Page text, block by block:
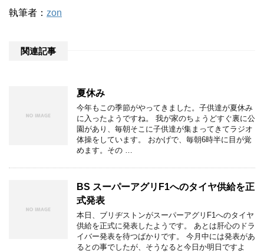
執筆者： zon
関連記事
夏休み
今年もこの季節がやってきました。子供達が夏休み
に入ったようですね。 我が家のちょうどすぐ裏に公
園があり、毎朝そこに子供達が集まってきてラジオ
体操をしています。 おかげで、毎朝6時半に目が覚
めます。その …
BS スーパーアグリF1へのタイヤ供給を正
式発表
本日、ブリヂストンがスーパーアグリF1へのタイヤ
供給を正式に発表したようです。 あとは肝心のドラ
イバー発表を待つばかりです。 今月中には発表があ
るとの事でしたが、そうなると今日か明日ですよ